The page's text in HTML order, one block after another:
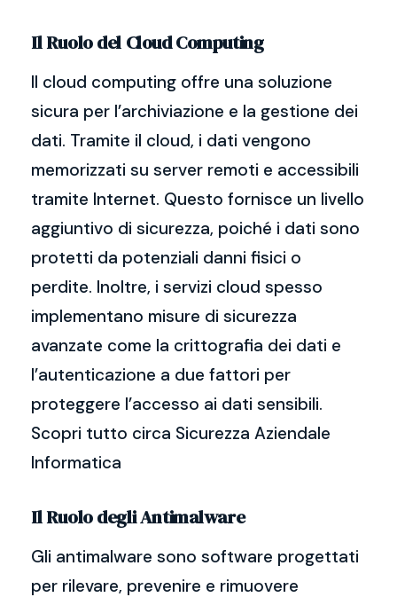
Il Ruolo del Cloud Computing
Il cloud computing offre una soluzione
sicura per l’archiviazione e la gestione dei
dati. Tramite il cloud, i dati vengono
memorizzati su server remoti e accessibili
tramite Internet. Questo fornisce un livello
aggiuntivo di sicurezza, poiché i dati sono
protetti da potenziali danni fisici o
perdite. Inoltre, i servizi cloud spesso
implementano misure di sicurezza
avanzate come la crittografia dei dati e
l’autenticazione a due fattori per
proteggere l’accesso ai dati sensibili.
Scopri tutto circa Sicurezza Aziendale
Informatica
Il Ruolo degli Antimalware
Gli antimalware sono software progettati
per rilevare, prevenire e rimuovere